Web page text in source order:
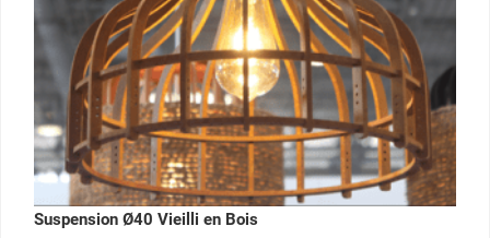
Suspension Ø40 Vieilli en Bois